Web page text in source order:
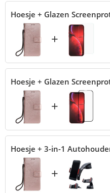
Hoesje + Glazen
+
Hoesje + Glazen
+
Hoesje + 3-in-1
+